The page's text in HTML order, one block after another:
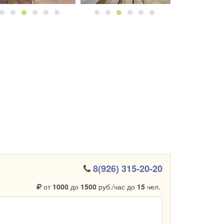
8(926) 315-20-20
от 1000до 1500руб./час до 15чел.